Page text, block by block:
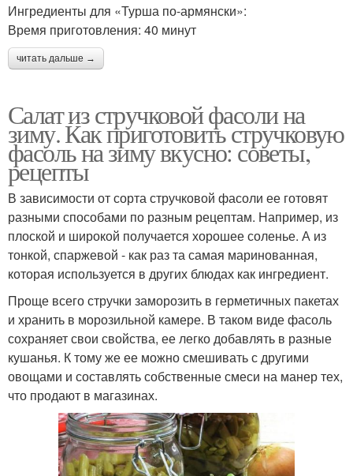
Ингредиенты для «Турша по-армянски»:
Время приготовления: 40 минут
читать дальше →
Салат из стручковой фасоли на
зиму. Как приготовить стручковую
фасоль на зиму вкусно: советы,
рецепты
В зависимости от сорта стручковой фасоли ее готовят
разными способами по разным рецептам. Например, из
плоской и широкой получается хорошее соленье. А из
тонкой, спаржевой - как раз та самая маринованная,
которая используется в других блюдах как ингредиент.
Проще всего стручки заморозить в герметичных пакетах
и хранить в морозильной камере. В таком виде фасоль
сохраняет свои свойства, ее легко добавлять в разные
кушанья. К тому же ее можно смешивать с другими
овощами и составлять собственные смеси на манер тех,
что продают в магазинах.